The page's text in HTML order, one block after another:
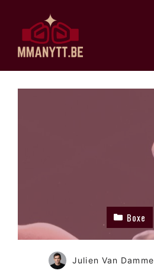
contenu
Boxe
Julien Van Damme